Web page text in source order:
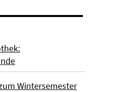
Wintersemester